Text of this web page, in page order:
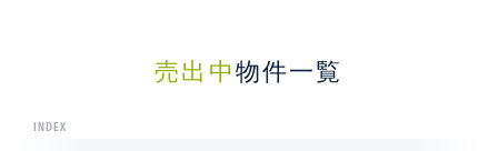
売出中 物件一覧
INDEX